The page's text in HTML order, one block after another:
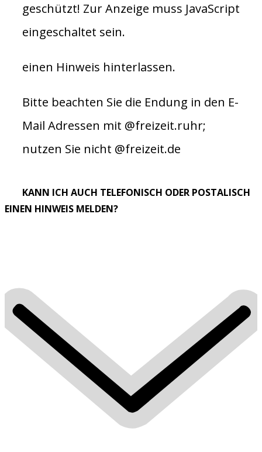
geschützt! Zur Anzeige muss JavaScript
eingeschaltet sein.
einen Hinweis hinterlassen.
Bitte beachten Sie die Endung in den E-
Mail Adressen mit @freizeit.ruhr;
nutzen Sie nicht @freizeit.de
KANN ICH AUCH TELEFONISCH ODER POSTALISCH
EINEN HINWEIS MELDEN?